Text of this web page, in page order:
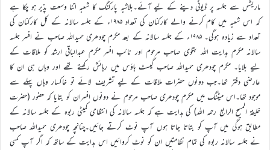
ماریشس سے جلسہ پر ڈیوٹی دینے کے لیے آئے۔بلاشبہ پارکنگ کا شعبہ اتنا وسعت پذیر ہو چکا ہے
کہ اس شعبہ میں کام کرنے والے کارکنان کی تعداد ۱۹۸۵ء کے جلسہ سالانہ کے کل کارکنان کی
تعداد سے زیادہ ہوگی۔ ۱۹۸۵ء کے جلسہ سالانہ کے بعد مکرم چودھری حمیداللہ صاحب نے افسر جلسہ
سالانہ مکرم ہدایت اللہ بنگوی صاحب مرحوم اور نائب افسر مکرم عبدالباقی ارشد کو ملاقات کے
لیے بلایا۔ مکرم چودھری حمیداللہ صاحب گیسٹ ہاؤس میں رہائش رکھتے تھے اور وہاں ہی ان کا
عارضی دفتر تھا۔جب دونوں حضرات ملاقات کے لیے تشریف لائے تو خاکسار وہاں پہلے سے
موجود تھا۔اس میٹنگ میں مکرم چودھری صاحب مرحوم نے دونوں افسران کو بتایا کہ حضور (حضرت
خلیفۃ المسیح الرابع رحمہ اللہ) کی ہدایت ہے کہ جلسہ سالانہ کی انتظامی کمیٹی ربوہ کے جلسہ سالانہ کے
مطابق ہوگی میں آپ کو بتاتا جاتا ہوں آپ نوٹ کرتے جائیں۔چنانچہ چودھری حمیداللہ صاحب
نے جلسہ سالانہ ربوہ کی تمام نظامتیں ان کو نوٹ کروائیں اس ہدایت کے ساتھ کہ اگر آپ کسی